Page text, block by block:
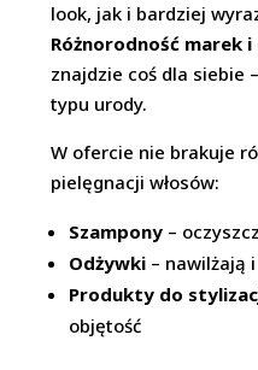
look, jak i bardziej
Różnorodność marek
znajdzie coś dla siebie
typu urody.
W ofercie nie brakuje
pielęgnacji włosów:
Szampony –
Odżywki – nawilżają
Produkty do
objętość